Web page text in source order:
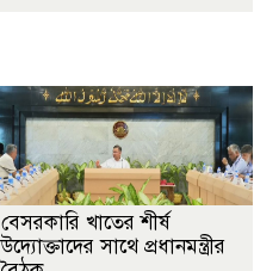
বেসরকারি খাতের শীর্ষ
উদ্যোক্তাদের সাথে প্রধানমন্ত্রীর